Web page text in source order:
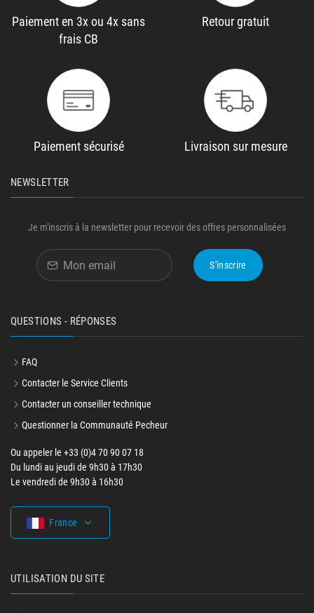
Paiement en 3x ou 4x sans
frais CB
Retour gratuit
Paiement sécurisé Livraison sur mesure
NEWSLETTER
Je m'inscris à la newsletter pour recevoir des offres personnalisées
S'inscrire
QUESTIONS - RÉPONSES
FAQ
Contacter le Service Clients
Contacter un conseiller technique
Questionner la Communauté Pecheur
Ou appeler le +33 (0)4 70 90 07 18
Du lundi au jeudi de 9h30 à 17h30
Le vendredi de 9h30 à 16h30
France
UTILISATION DU SITE